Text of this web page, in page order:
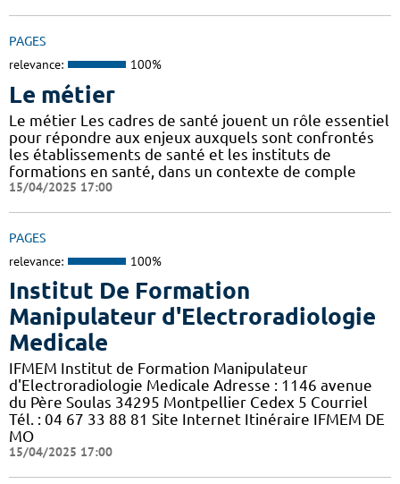
PAGES
relevance: 100%
Le métier
Le métier Les cadres de santé jouent un rôle essentiel
pour répondre aux enjeux auxquels sont confrontés
les établissements de santé et les instituts de
formations en santé, dans un contexte de comple
15/04/2025 17:00
PAGES
relevance: 100%
Institut De Formation
Manipulateur d'Electroradiologie
Medicale
IFMEM Institut de Formation Manipulateur
d'Electroradiologie Medicale Adresse : 1146 avenue
du Père Soulas 34295 Montpellier Cedex 5 Courriel
Tél. : 04 67 33 88 81 Site Internet Itinéraire IFMEM DE
MO
15/04/2025 17:00